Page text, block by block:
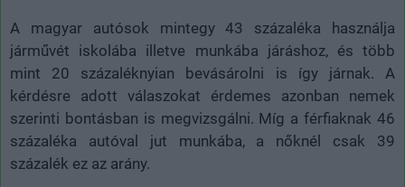
A magyar autósok mintegy 43 százaléka használja
járművét iskolába illetve munkába járáshoz, és több
mint 20 százaléknyian bevásárolni is így járnak. A
kérdésre adott válaszokat érdemes azonban nemek
szerinti bontásban is megvizsgálni. Míg a férfiaknak 46
százaléka autóval jut munkába, a nőknél csak 39
százalék ez az arány.